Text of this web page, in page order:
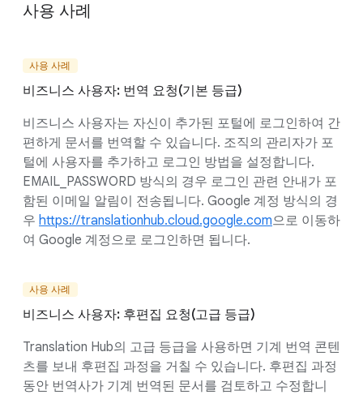
사용 사례
사용 사례
비즈니스 사용자: 번역 요청(기본 등급)
비즈니스 사용자는 자신이 추가된 포털에 로그인하여 간
편하게 문서를 번역할 수 있습니다. 조직의 관리자가 포
털에 사용자를 추가하고 로그인 방법을 설정합니다.
EMAIL_PASSWORD 방식의 경우 로그인 관련 안내가 포
함된 이메일 알림이 전송됩니다. Google 계정 방식의 경
우 https://translationhub.cloud.google.com으로 이동하
여 Google 계정으로 로그인하면 됩니다.
사용 사례
비즈니스 사용자: 후편집 요청(고급 등급)
Translation Hub의 고급 등급을 사용하면 기계 번역 콘텐
츠를 보내 후편집 과정을 거칠 수 있습니다. 후편집 과정
동안 번역사가 기계 번역된 문서를 검토하고 수정합니